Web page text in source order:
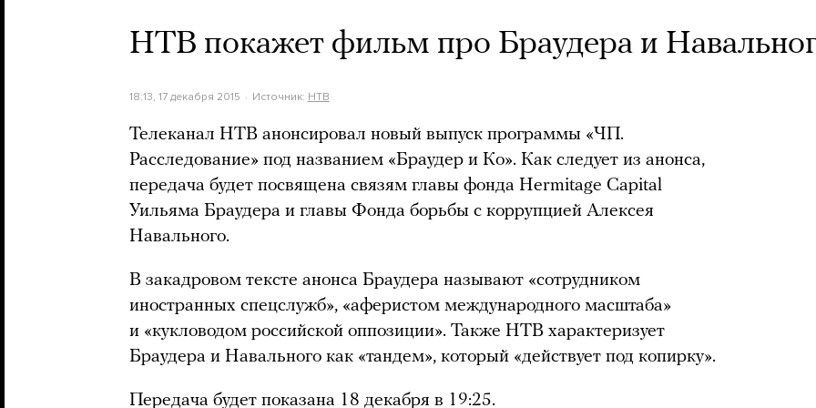
НТВ покажет фильм про Браудера и
18:13, 17 декабря 2015 Источник: НТВ
Телеканал НТВ анонсировал новый выпуск программы «ЧП.
Расследование» под названием «Браудер и Ко». Как следует из анонса,
передача будет посвящена связям главы фонда Hermitage Capital
Уильяма Браудера и главы Фонда борьбы с коррупцией Алексея
Навального.
В закадровом тексте анонса Браудера называют «сотрудником
иностранных спецслужб», «аферистом международного масштаба»
и «кукловодом российской оппозиции». Также НТВ характеризует
Браудера и Навального как «тандем», который «действует под копирку».
Передача будет показана 18 декабря в 19:25.